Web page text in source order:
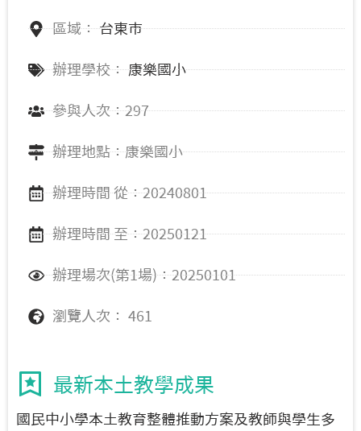
區域： 台東市
辦理學校： 康樂國小
參與人次：297
辦理地點：康樂國小
辦理時間 從：20240801
辦理時間 至：20250121
辦理場次(第1場)：20250101
瀏覽人次： 461
最新本土教學成果
國民中小學本土教育整體推動方案及教師與學生多